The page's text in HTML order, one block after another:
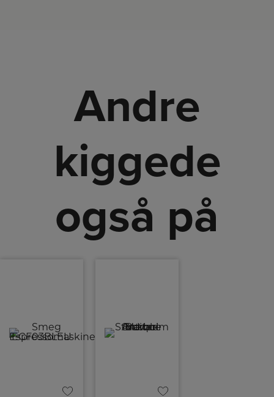
Andre
kiggede
også på